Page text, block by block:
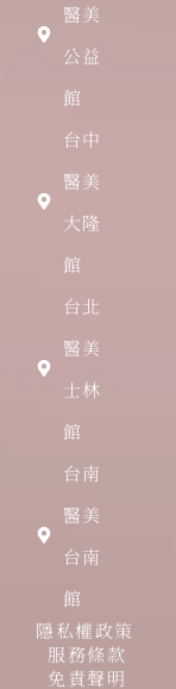
醫美
公益
館
台中
醫美
大隆
館
台北
醫美
士林
館
台南
醫美
台南
館
隱私權政策
服務條款
免責聲明